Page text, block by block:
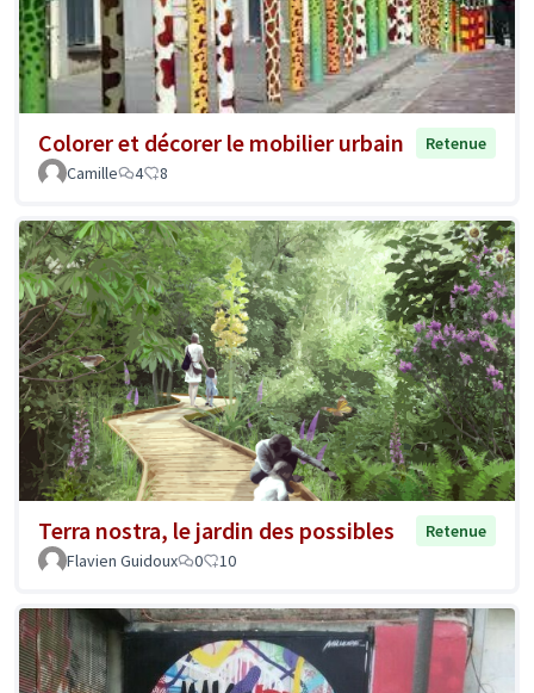
Colorer et décorer le mobilier urbain
Retenue
Camille
4 8
Terra nostra, le jardin des possibles
Retenue
Flavien Guidoux
0 10